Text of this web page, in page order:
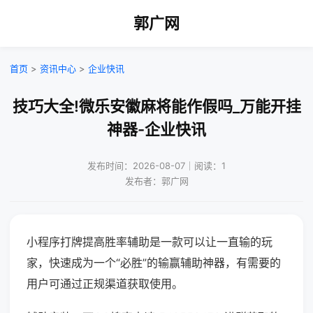
郭广网
首页 > 资讯中心 > 企业快讯
技巧大全!微乐安徽麻将能作假吗_万能开挂
神器-企业快讯
发布时间：2026-08-07｜阅读：1
发布者：郭广网
小程序打牌提高胜率辅助是一款可以让一直输的玩
家，快速成为一个“必胜”的输赢辅助神器，有需要的
用户可通过正规渠道获取使用。